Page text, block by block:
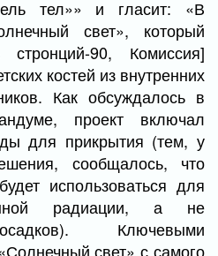
тел»» и гласит: «В
свет», который
стронций-90, Комиссия]
костей из внутренних
Как обсуждалось в
проект включал
для прикрытия (тем, у
сообщалось, что
использоваться для
радиации, а не
Ключевыми
свет» с самого